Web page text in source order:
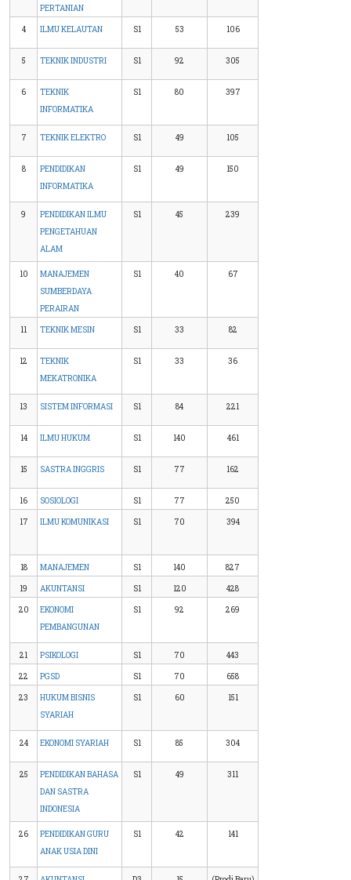
PERTANIAN
4 ILMU KELAUTAN S1 53 106
5 TEKNIK INDUSTRI S1 92 305
6
TEKNIK
INFORMATIKA
S1 80 397
7 TEKNIK ELEKTRO S1 49 105
8
PENDIDIKAN
INFORMATIKA
S1 49 150
9
PENDIDIKAN ILMU
PENGETAHUAN
ALAM
S1 45 239
10
MANAJEMEN
SUMBERDAYA
PERAIRAN
S1 40 67
11 TEKNIK MESIN S1 33 82
12
TEKNIK
MEKATRONIKA
S1 33 36
13 SISTEM INFORMASI S1 84 221
14 ILMU HUKUM S1 140 461
15 SASTRA INGGRIS S1 77 162
16 SOSIOLOGI S1 77 250
17 ILMU KOMUNIKASI S1 70 394
18 MANAJEMEN S1 140 827
19 AKUNTANSI S1 120 428
20
EKONOMI
PEMBANGUNAN
S1 92 269
21 PSIKOLOGI S1 70 443
22 PGSD S1 70 658
23
HUKUM BISNIS
SYARIAH
S1 60 151
24 EKONOMI SYARIAH S1 85 304
25
PENDIDIKAN BAHASA
DAN SASTRA
INDONESIA
S1 49 311
26
PENDIDIKAN GURU
ANAK USIA DINI
S1 42 141